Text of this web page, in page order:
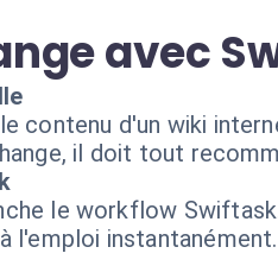
avec
contenu d'un wiki
il doit tout
le workflow
l'emploi instantanément.